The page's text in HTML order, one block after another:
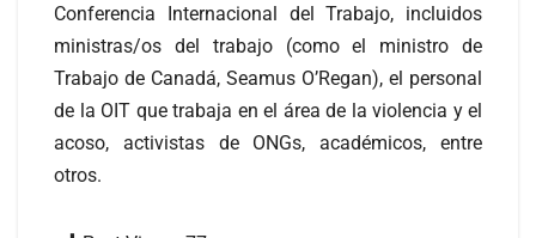
Conferencia Internacional del Trabajo, incluidos
ministras/os del trabajo (como el ministro de
Trabajo de Canadá, Seamus O’Regan), el personal
de la OIT que trabaja en el área de la violencia y el
acoso, activistas de ONGs, académicos, entre
otros.